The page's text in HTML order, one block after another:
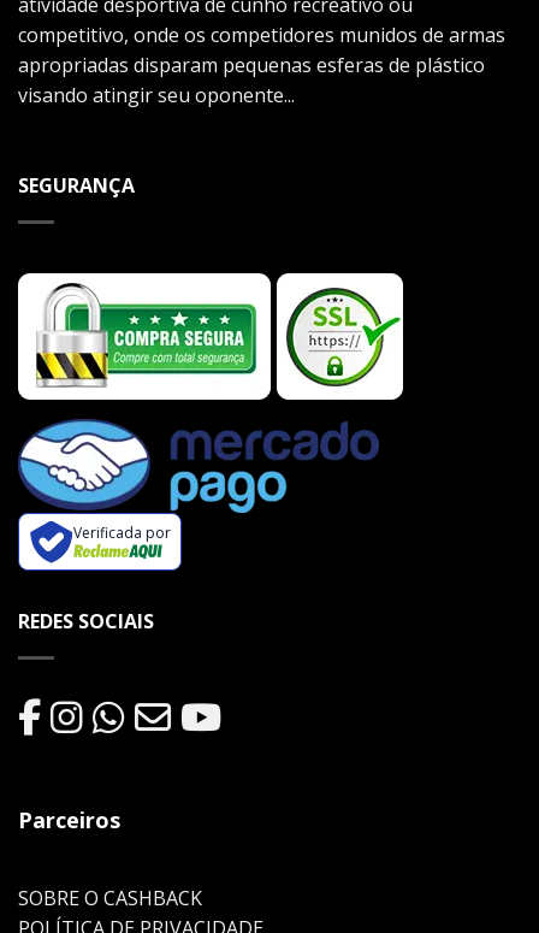
competitivo, onde os competidores munidos de armas
apropriadas disparam pequenas esferas de plástico
visando atingir seu oponente...
SEGURANÇA
Verificada por
REDES SOCIAIS
Parceiros
SOBRE O CASHBACK